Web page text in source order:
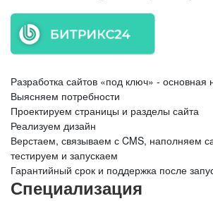
Разработка сайтов «под ключ» - основная
Выясняем потребности
Проектируем страницы и разделы сайта
Реализуем дизайн
Верстаем, связываем с CMS, наполняем
тестируем и запускаем
Гарантийный срок и поддержка после
Специализация